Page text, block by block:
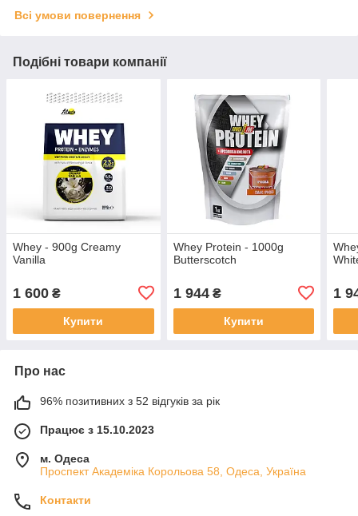
Всі умови повернення
Подібні товари компанії
Whey - 900g Creamy
Vanilla
1 600 ₴
Купити
Whey Protein - 1000g
Butterscotch
1 944₴
Купити
1
Про нас
96% позитивних з 52 відгуків за рік
Працює з 15.10.2023
м. Одеса
Проспект Академіка Корольова 58, Одеса, Україна
Контакти